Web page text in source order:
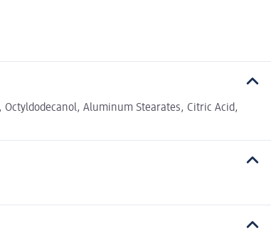
Aluminum Stearates, Citric Acid,